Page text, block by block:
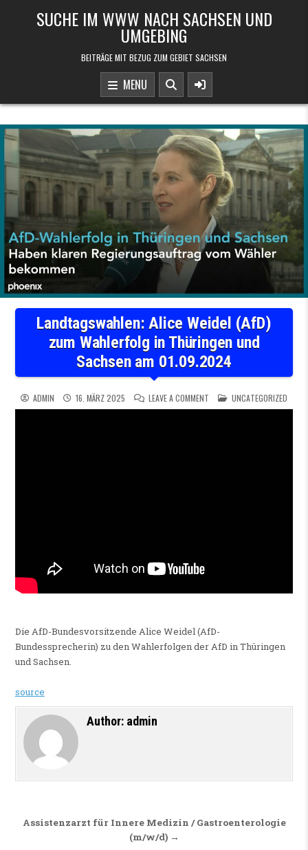
SUCHE IM WWW NACH SACHSEN UND
UMGEBING
BEITRÄGE MIT BEZUG ZUM GEBIET SACHSEN
MENU
Landtagswahlen: Alice Weidel (AfD)
zum Wahlerfolg in Thüringen und
Sachsen am 01.09.2024
ADMIN 16. MÄRZ 2025 LEAVE A COMMENT ON LANDTAGSWAHLEN:
POSTED IN
UNCATEGORIZED
Die AfD-Bundesvorsitzende Alice Weidel (AfD-
Bundessprecherin) zu den Wahlerfolgen der AfD in Thüringen
und Sachsen.
source
Author: admin
Beitragsnavigation
Assistenzarzt für Innere Medizin / Gastroenterologie
(m/w/d) →